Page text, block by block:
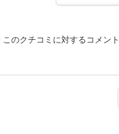
このクチコミに対するコメン